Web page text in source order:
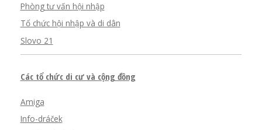
Phòng tư vấn hội nhập
Tổ chức hội nhập và di dân
Slovo 21
Các tổ chức di cư và cộng đồng
Amiga
Info-dráček